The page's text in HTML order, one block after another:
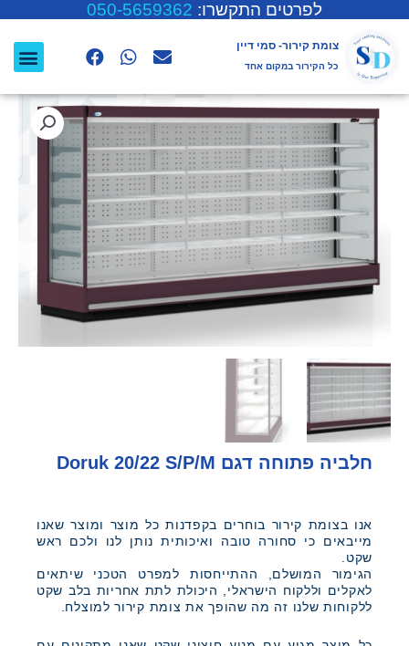
לפרטים התקשרו: 050-5659362
צומת קירור- סמי דיין
כל הקירור במקום אחד
חלביה פתוחה דגם Doruk 20/22 S/p/m
אנו בצומת קירור בוחרים בקפדנות כל מוצר ומוצר שאנו
מייבאים כי סחורה טובה ואיכותית נותן לנו ולכם ראש
שקט.
הגימור המושלם, ההתייחסות למפרט הטכני שיתאים
לאקלים וללקוח הישראלי, היכולת לתת אחריות בלב שקט
ללקוחות שלנו זה מה שהופך את צומת קירור למוצלח.